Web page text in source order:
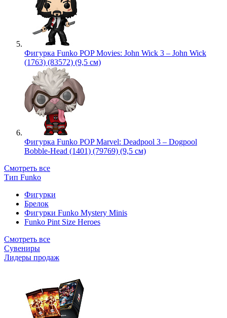
Фигурка Funko POP Movies: John Wick 3 – John Wick
(1763) (83572) (9,5 см)
Фигурка Funko POP Marvel: Deadpool 3 – Dogpool
Bobble-Head (1401) (79769) (9,5 см)
Смотреть все
Тип Funko
Фигурки
Брелок
Фигурки Funko Mystery Minis
Funko Pint Size Heroes
Смотреть все
Сувениры
Лидеры продаж